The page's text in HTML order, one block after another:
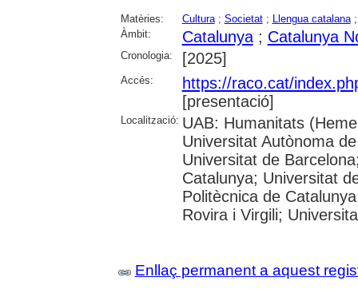
Matèries: Cultura; Societat; Llengua catalana
Àmbit:
Catalunya; Catalunya
Cronologia: [2025]
Accés:
https://raco.cat/
[presentació]
Localització: UAB: Humanitats
Universitat Autònoma
Universitat de
Catalunya; Universitat
Politècnica de
Rovira i Virgili;
Enllaç permanent a aquest